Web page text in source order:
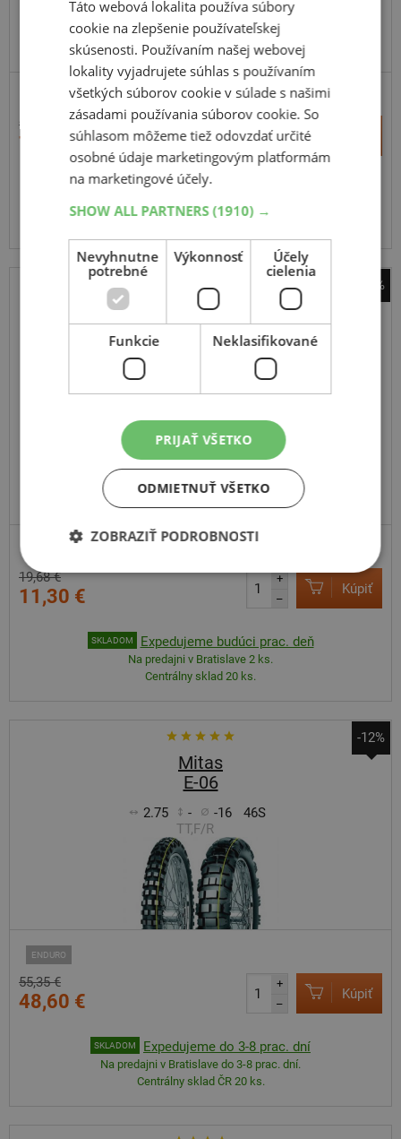
MOTOCYKL A SCOOTER - ROVNÝ VENTIL
9,74 €
7,40 €
Expedujeme budúci prac. deň
Na predajni v Bratislave 3 ks.
-43%
Michelin
duše 16MD
19,68 €
11,30 €
+
–
Kúpiť
SKLADOM Expedujeme budúci prac. deň
Na predajni v Bratislave 2 ks.
Centrálny sklad 20 ks.
-12%
Mitas
E-06
2.75 - -16
46S
TT,F/R
ENDURO
55,35 €
48,60 €
+
–
Kúpiť
SKLADOM Expedujeme do 3-8 prac. dní
Na predajni v Bratislave do 3-8 prac. dní.
Centrálny sklad ČR 20 ks.
Táto webová lokalita používa súbory
cookie na zlepšenie používateľskej
skúsenosti. Používaním našej webovej
lokality vyjadrujete súhlas s používaním
všetkých súborov cookie v súlade s našimi
zásadami používania súborov cookie. So
súhlasom môžeme tiež odovzdať určité
osobné údaje marketingovým platformám
na marketingové účely.
SHOW ALL PARTNERS(1910) →
Nevyhnutne
potrebné
Výkonnosť
Účely
cielenia
Funkcie Neklasifikované
PRIJAŤ VŠETKO
ODMIETNUŤ VŠETKO
ZOBRAZIŤ PODROBNOSTI